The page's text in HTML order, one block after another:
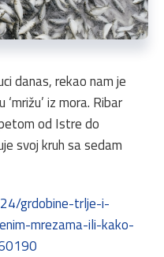
danas, rekao nam je
iz mora. Ribar
od Istre do
svoj kruh sa sedam
grdobine-trlje-i-
mrezama-ili-kako-